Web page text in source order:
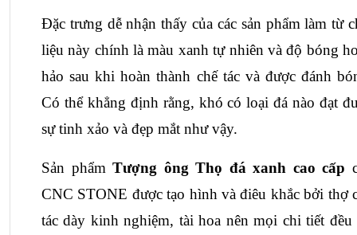
Đặc trưng dễ nhận thấy của các sản phẩm làm từ
liệu này chính là màu xanh tự nhiên và độ bóng
hảo sau khi hoàn thành chế tác và được đánh
Có thể khẳng định rằng, khó có loại đá nào đạt
sự tinh xảo và đẹp mắt như vậy.
Sản phẩm Tượng ông Thọ đá xanh cao cấp
CNC STONE được tạo hình và điêu khắc bởi thợ
tác dày kinh nghiệm, tài hoa nên mọi chi tiết đều